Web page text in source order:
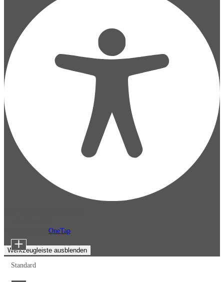
OneTap
Werkzeugleiste ausblenden
Standard